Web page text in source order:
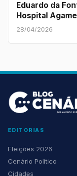
Eduardo da
Hospital
28/04/2026
EDITORIAS
Eleições 2026
Cenário Político
Cidades